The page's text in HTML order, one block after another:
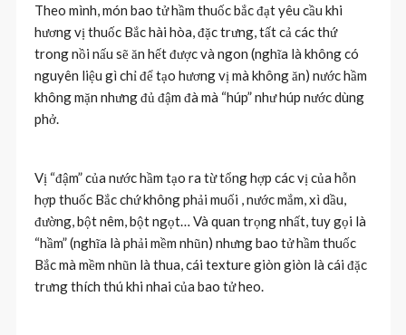
Theo mình, món bao tử hầm thuốc bắc đạt yêu cầu khi
hương vị thuốc Bắc hài hòa, đặc trưng, tất cả các thứ
trong nồi nấu sẽ ăn hết được và ngon (nghĩa là không có
nguyên liệu gì chỉ để tạo hương vị mà không ăn) nước hầm
không mặn nhưng đủ đậm đà mà “húp” như húp nước dùng
phở.
Vị “đậm” của nước hầm tạo ra từ tổng hợp các vị của hỗn
hợp thuốc Bắc chứ không phải muối , nước mắm, xì dầu,
đường, bột nêm, bột ngọt… Và quan trọng nhất, tuy gọi là
“hầm” (nghĩa là phải mềm nhũn) nhưng bao tử hầm thuốc
Bắc mà mềm nhũn là thua, cái texture giòn giòn là cái đặc
trưng thích thú khi nhai của bao tử heo.